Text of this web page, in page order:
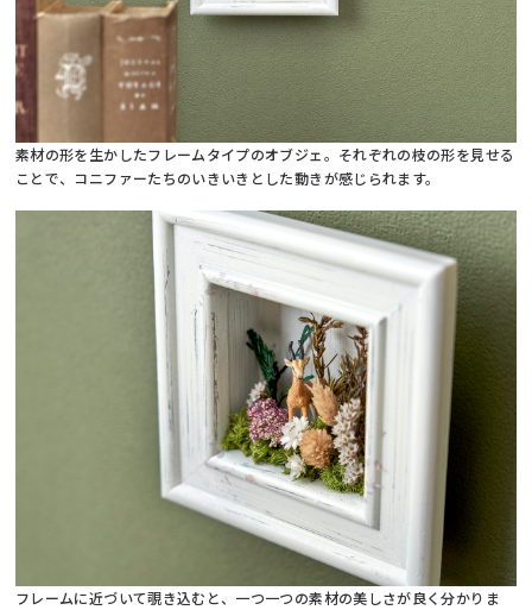
素材の形を生かしたフレームタイプのオブジェ。それぞれの枝の形を見せる
ことで、コニファーたちのいきいきとした動きが感じられます。
フレームに近づいて覗き込むと、一つ一つの素材の美しさが良く分かりま